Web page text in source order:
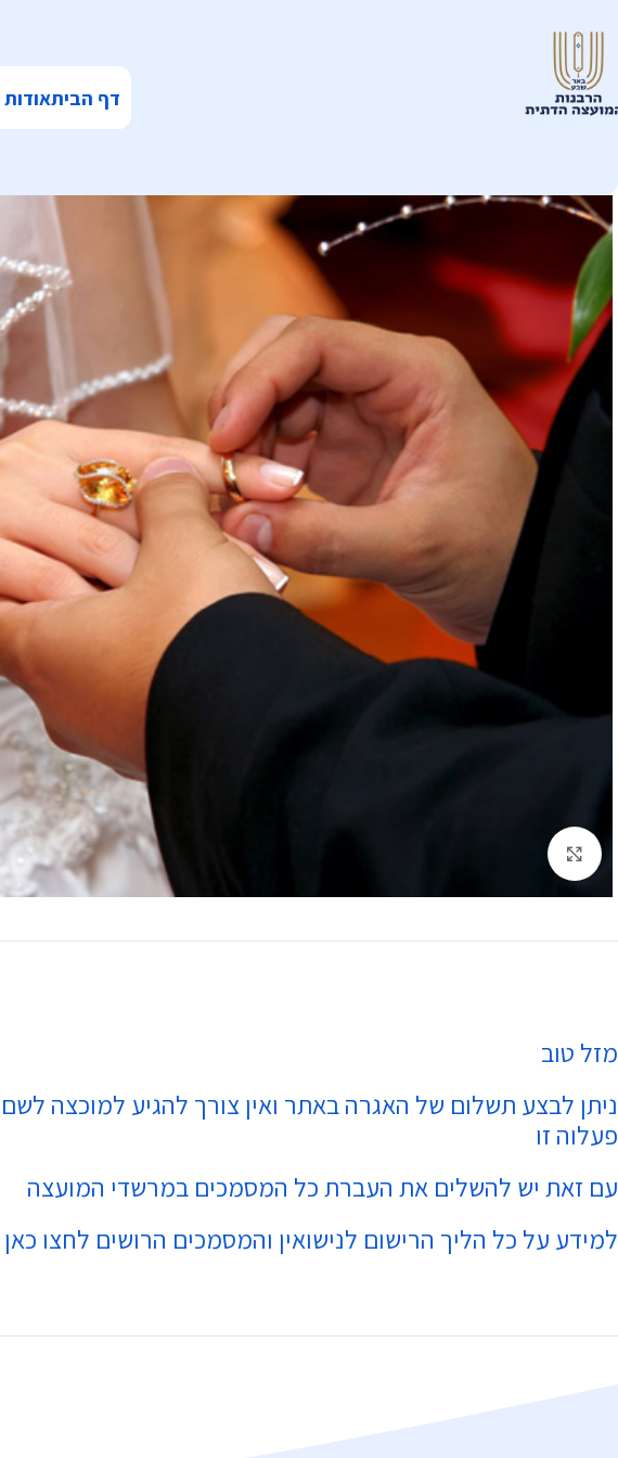
דף הבית
מזל טוב
ניתן לבצע תשלום של האגרה באתר ואין צורך להגיע למוכצה לשם
פעלוה זו
עם זאת יש להשלים את העברת כל המסמכים במרשדי המועצה
למידע על כל הליך הרישום לנישואין והמסמכים הרושים לחצו כאן